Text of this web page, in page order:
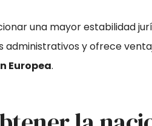
una mayor estabilidad
administrativos y ofrece
Europea.